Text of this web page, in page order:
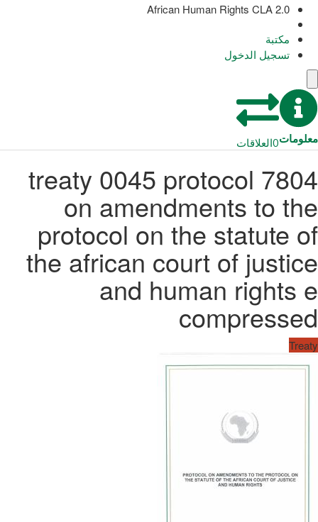
African Human Rights CLA 2.0
مكتبة
تسجيل الدخول
معلومات0العلاقات
7804 treaty 0045 protocol
on amendments to the
protocol on the statute of
the african court of justice
and human rights e
compressed
Treaty